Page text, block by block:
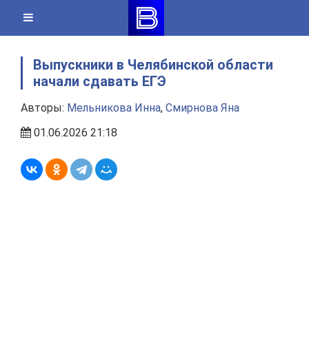
content
Выпускники в Челябинской области
начали сдавать ЕГЭ
Авторы: Мельникова Инна, Смирнова Яна
01.06.2026 21:18